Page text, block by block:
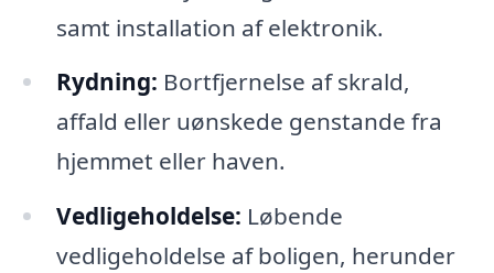
samt installation af elektronik.
Rydning: Bortfjernelse af skrald,
affald eller uønskede genstande fra
hjemmet eller haven.
Vedligeholdelse: Løbende
vedligeholdelse af boligen, herunder